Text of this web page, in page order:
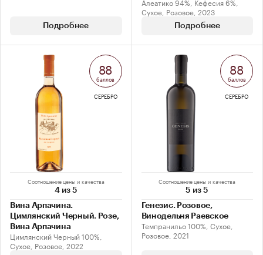
Подробнее
Сухое, Розовое, 2023
Подробнее
Соотношение цены и качества
4 из 5
Вина Арпачина.
Цимлянский Черный. Розе,
Вина Арпачина
Цимлянский Черный 100%,
Сухое, Розовое, 2022
88
баллов
СЕРЕБРО
Соотношение цены и качества
5 из 5
Генезис. Розовое,
Винодельня Раевское
Темпранильо 100%, Сухое,
Розовое, 2021
88
баллов
СЕРЕБРО